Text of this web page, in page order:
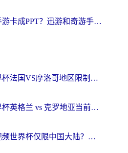
海外玩国内手游卡成PPT？迅游和奇游手游哪个好？一篇讲透回国加速器怎么选
在国外看世界杯法国VS摩洛哥地区限制？这篇指南让你流畅看中文解说无压力
在国外看世界杯英格兰 vs 克罗地亚当前地区不可播放？这篇指南帮你搞定所有海外观赛难题
在海外看央视频世界杯仅限中国大陆？这篇指南帮你解锁中文解说+无卡顿直播